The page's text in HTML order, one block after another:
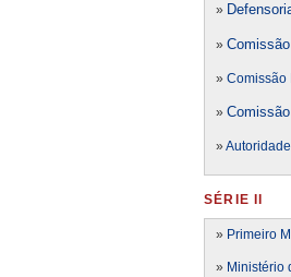
»
»
» Comissão
»
»
SÉRIE II
» Primeiro
» Ministério